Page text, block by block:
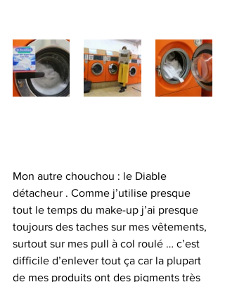
Mon autre chouchou : le Diable
détacheur . Comme j’utilise presque
tout le temps du make-up j’ai presque
toujours des taches sur mes vêtements,
surtout sur mes pull à col roulé … c’est
difficile d’enlever tout ça car la plupart
de mes produits ont des pigments très